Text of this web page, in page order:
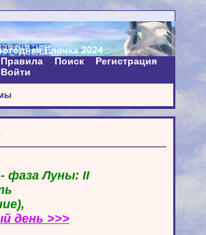
Ёлочка 2024
Правила Поиск
Регистрация
Войти
фаза Луны: II
день >>>